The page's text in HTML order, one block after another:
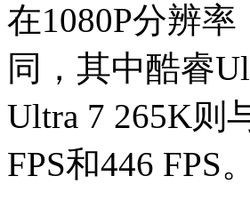
在1080P分辨
同，其中酷睿
Ultra 7 265K则
FPS和446 FPS。